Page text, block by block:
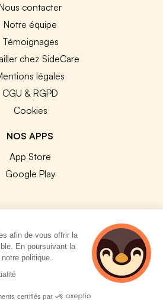
contacter
Notre équipe
Témoignages
chez SideCare
légales
CGU & RGPD
Cookies
NOS APPS
App Store
Google Play
Tous droits réservés.
afin de vous offrir la
En poursuivant la
politique.
certifiés par
4 personnes
consultent
actuellement cette